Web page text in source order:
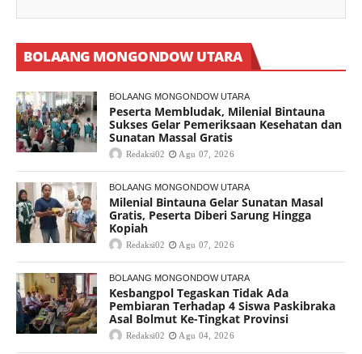
BOLAANG MONGONDOW UTARA
BOLAANG MONGONDOW UTARA
Peserta Membludak, Milenial Bintauna
Sukses Gelar Pemeriksaan Kesehatan dan
Sunatan Massal Gratis
Redaksi02 Agu 07, 2026
BOLAANG MONGONDOW UTARA
Milenial Bintauna Gelar Sunatan Masal
Gratis, Peserta Diberi Sarung Hingga
Kopiah
Redaksi02 Agu 07, 2026
BOLAANG MONGONDOW UTARA
Kesbangpol Tegaskan Tidak Ada
Pembiaran Terhadap 4 Siswa Paskibraka
Asal Bolmut Ke-Tingkat Provinsi
Redaksi02 Agu 04, 2026